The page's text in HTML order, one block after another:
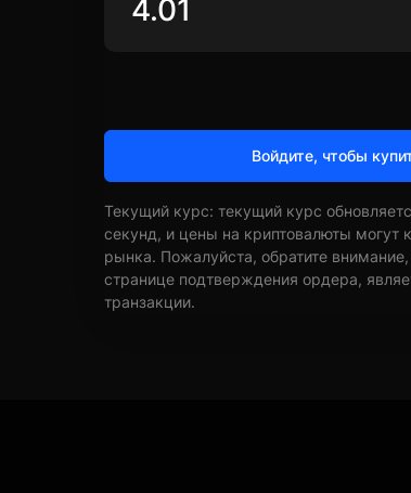
Войдите, чтобы
Текущий курс: текущий курс
секунд, и цены на криптовалюты могут
рынка. Пожалуйста, обратите внимание,
странице подтверждения ордера,
транзакции.